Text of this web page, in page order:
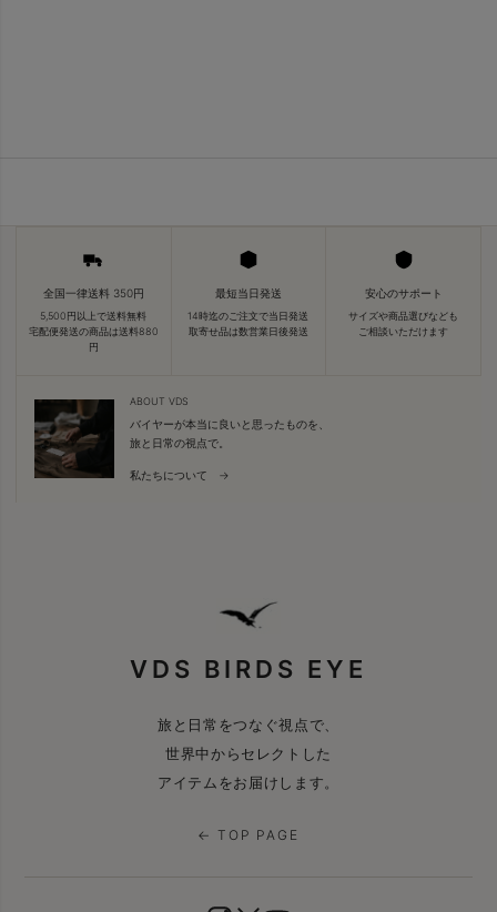
全国一律送料 350円
5,500円以上で送料無料
宅配便発送の商品は送料880
円
最短当日発送
14時迄のご注文で当日発送
取寄せ品は数営業日後発送
安心のサポート
サイズや商品選びなども
ご相談いただけます
ABOUT VDS
バイヤーが本当に良いと思ったものを、
旅と日常の視点で。
私たちについて →
VDS BIRDS EYE
旅と日常をつなぐ視点で、
世界中からセレクトした
アイテムをお届けします。
← TOP PAGE